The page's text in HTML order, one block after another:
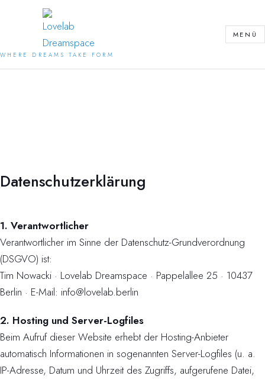
WHERE DREAMS TAKE FORM
MENÜ
Datenschutzerklärung
1. Verantwortlicher
Verantwortlicher im Sinne der Datenschutz-Grundverordnung
(DSGVO) ist:
Tim Nowacki · Lovelab Dreamspace · Pappelallee 25 · 10437
Berlin · E-Mail: info@lovelab.berlin
2. Hosting und Server-Logfiles
Beim Aufruf dieser Website erhebt der Hosting-Anbieter
automatisch Informationen in sogenannten Server-Logfiles (u. a.
IP-Adresse, Datum und Uhrzeit des Zugriffs, aufgerufene Datei,